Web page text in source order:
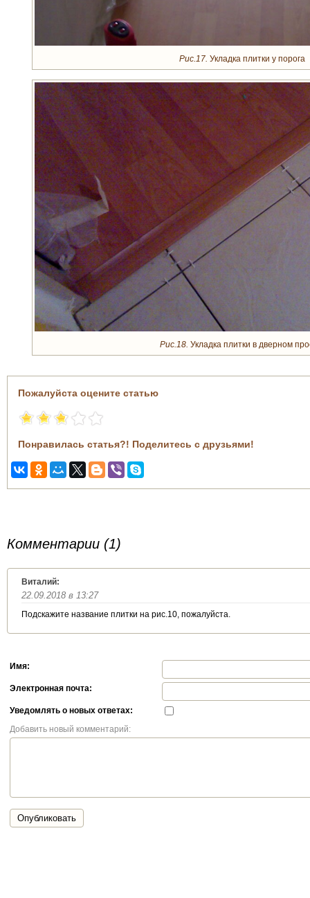
Рис.17. Укладка плитки у порога
Рис.18. Укладка плитки в дверном
Пожалуйста оцените статью
Понравилась статья?! Поделитесь с друзьями!
Комментарии (1)
Виталий:
22.09.2018 в 13:27
Подскажите название плитки на рис.10, пожалуйста.
Имя:
Электронная почта:
Уведомлять о новых ответах:
Добавить новый комментарий:
Опубликовать